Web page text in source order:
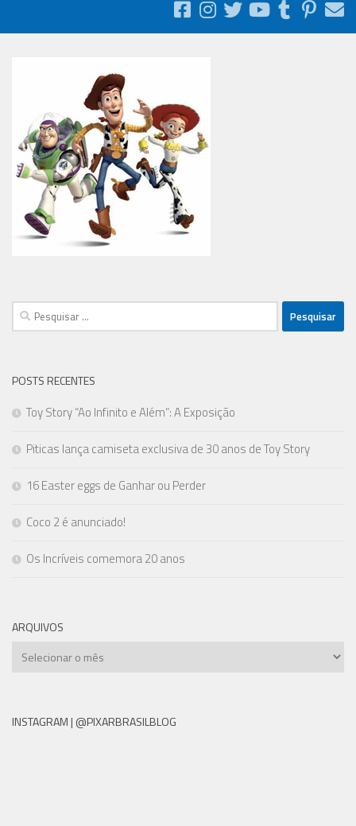
Pesquisar
por:
POSTS RECENTES
Toy Story “Ao Infinito e Além”: A Exposição
Piticas lança camiseta exclusiva de 30 anos de Toy Story
16 Easter eggs de Ganhar ou Perder
Coco 2 é anunciado!
Os Incríveis comemora 20 anos
ARQUIVOS
Arquivos
INSTAGRAM | @PIXARBRASILBLOG